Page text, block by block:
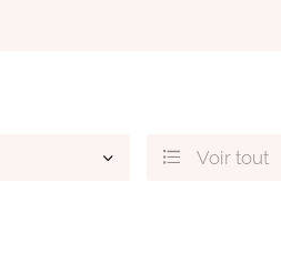
 Voir tout